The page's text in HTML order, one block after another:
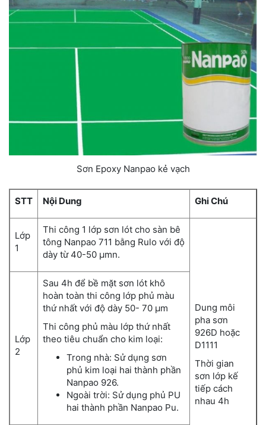
Sơn Epoxy Nanpao kẻ vạch
STT Nội Dung Ghi Chú
Lớp
1
Thi công 1 lớp sơn lót cho sàn bê
tông Nanpao 711 bằng Rulo với độ
dày từ 40-50 µmn.
Dung môi
pha sơn
926D hoặc
D1111
Thời gian
sơn lớp kế
tiếp cách
nhau 4h
Lớp
2
Sau 4h để bề mặt sơn lót khô
hoàn toàn thi công lớp phủ màu
thứ nhất với độ dày 50- 70 µm
Thi công phủ màu lớp thứ nhất
theo tiêu chuẩn cho kim loại:
Trong nhà: Sử dụng sơn
phủ kim loại hai thành phần
Nanpao 926.
Ngoài trời: Sử dụng phủ PU
hai thành phần Nanpao Pu.